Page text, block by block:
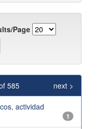
Page
585 next >
actividad
1